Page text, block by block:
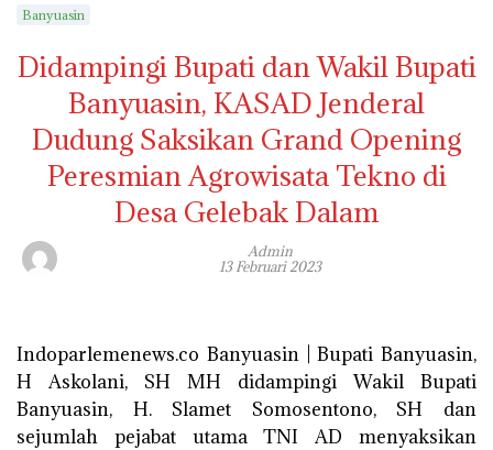
Banyuasin
Didampingi Bupati dan Wakil Bupati
Banyuasin, KASAD Jenderal
Dudung Saksikan Grand Opening
Peresmian Agrowisata Tekno di
Desa Gelebak Dalam
Admin
13 Februari 2023
Indoparlemenews.co Banyuasin | Bupati Banyuasin,
H Askolani, SH MH didampingi Wakil Bupati
Banyuasin, H. Slamet Somosentono, SH dan
sejumlah pejabat utama TNI AD menyaksikan